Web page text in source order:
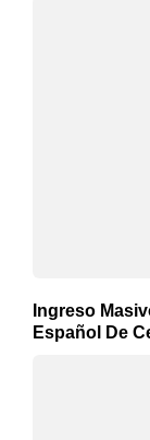
Ingreso
Español De